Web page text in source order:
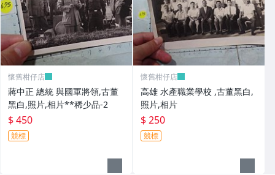
懷舊柑仔店
蔣中正 總統 與國軍將領,古董
黑白,照片,相片**稀少品-2
$ 450
競標
懷舊柑仔店
高雄 水產職業學校 ,古董黑白,
照片,相片
$ 250
競標